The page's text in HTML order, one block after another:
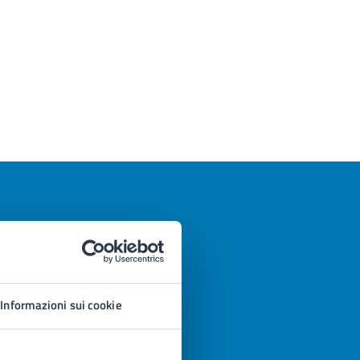
Informazioni sui cookie